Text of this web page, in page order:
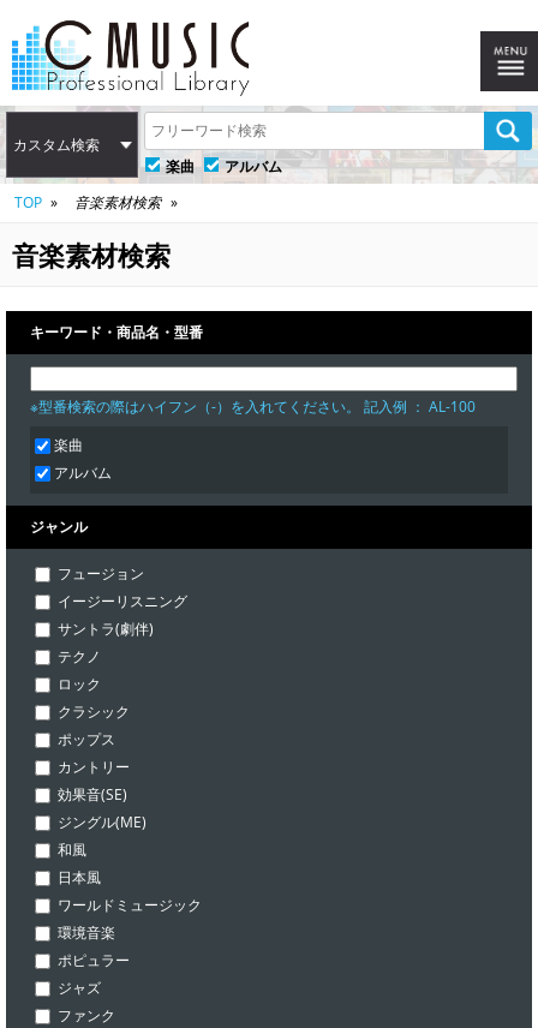
カスタム検索
楽曲
アルバム
TOP
音楽素材検索
音楽素材検索
キーワード・商品名・型番
※型番検索の際はハイフン（-）を入れてください。 記入例 ： AL-100
楽曲
アルバム
ジャンル
フュージョン
イージーリスニング
サントラ(劇伴)
テクノ
ロック
クラシック
ポップス
カントリー
効果音(SE)
ジングル(ME)
和風
日本風
ワールドミュージック
環境音楽
ポピュラー
ジャズ
ファンク